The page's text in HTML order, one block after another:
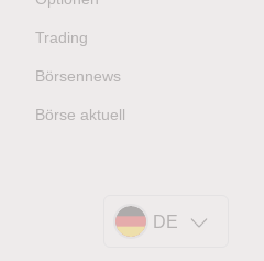
Trading
Börsennews
Börse aktuell
DE